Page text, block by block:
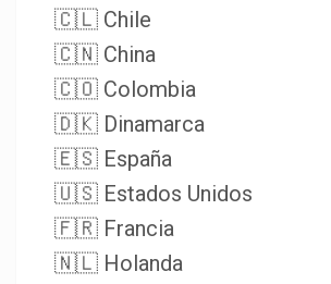
🇨🇱 Chile
🇨🇳 China
🇨🇴 Colombia
🇩🇰 Dinamarca
🇪🇸 España
🇺🇸 Estados Unidos
🇫🇷 Francia
🇳🇱 Holanda